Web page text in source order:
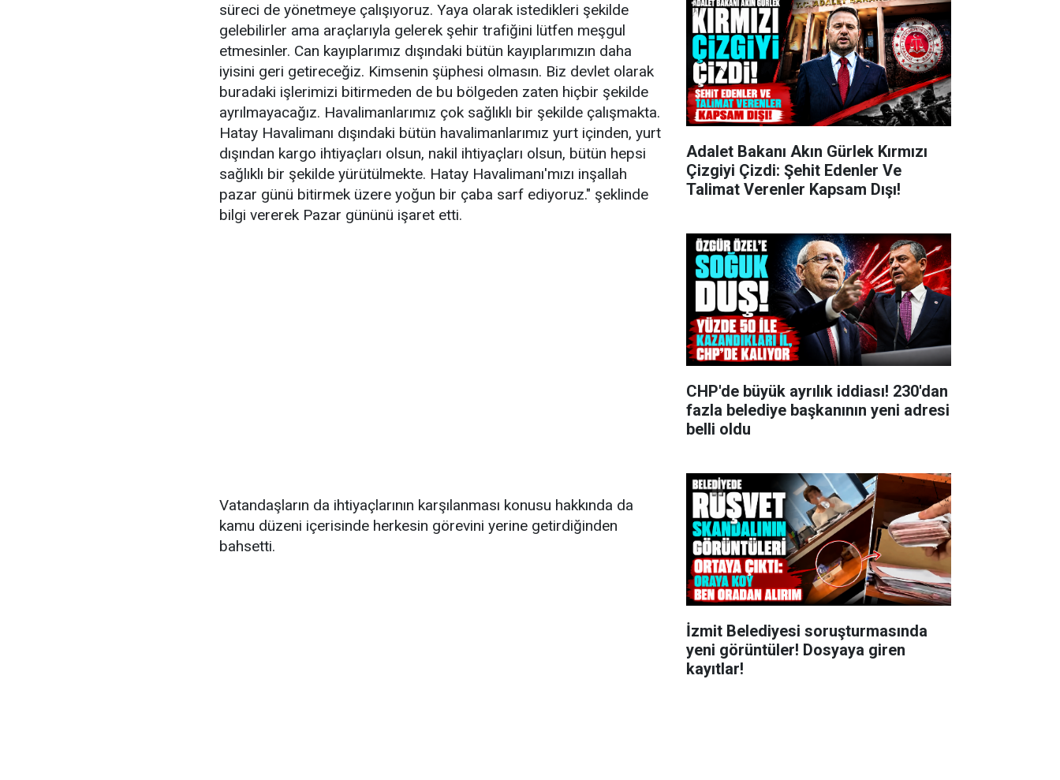
süreci de yönetmeye çalışıyoruz. Yaya olarak istedikleri şekilde
gelebilirler ama araçlarıyla gelerek şehir trafiğini lütfen meşgul
etmesinler. Can kayıplarımız dışındaki bütün kayıplarımızın daha
iyisini geri getireceğiz. Kimsenin şüphesi olmasın. Biz devlet olarak
buradaki işlerimizi bitirmeden de bu bölgeden zaten hiçbir şekilde
ayrılmayacağız. Havalimanlarımız çok sağlıklı bir şekilde çalışmakta.
Hatay Havalimanı dışındaki bütün havalimanlarımız yurt içinden, yurt
dışından kargo ihtiyaçları olsun, nakil ihtiyaçları olsun, bütün hepsi
sağlıklı bir şekilde yürütülmekte. Hatay Havalimanı'mızı inşallah
pazar günü bitirmek üzere yoğun bir çaba sarf ediyoruz." şeklinde
bilgi vererek Pazar gününü işaret etti.
Vatandaşların da ihtiyaçlarının karşılanması konusu hakkında da
kamu düzeni içerisinde herkesin görevini yerine getirdiğinden
bahsetti.
Adalet Bakanı Akın Gürlek Kırmızı
Çizgiyi Çizdi: Şehit Edenler Ve
Talimat Verenler Kapsam Dışı!
CHP'de büyük ayrılık iddiası! 230'dan
fazla belediye başkanının yeni adresi
belli oldu
İzmit Belediyesi soruşturmasında
yeni görüntüler! Dosyaya giren
kayıtlar!